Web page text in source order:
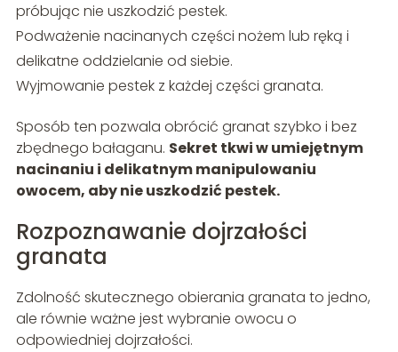
próbując nie uszkodzić pestek.
Podważenie nacinanych części nożem lub ręką i
delikatne oddzielanie od siebie.
Wyjmowanie pestek z każdej części granata.
Sposób ten pozwala obrócić granat szybko i bez
zbędnego bałaganu. Sekret tkwi w umiejętnym
nacinaniu i delikatnym manipulowaniu
owocem, aby nie uszkodzić pestek.
Rozpoznawanie dojrzałości
granata
Zdolność skutecznego obierania granata to jedno,
ale równie ważne jest wybranie owocu o
odpowiedniej dojrzałości.